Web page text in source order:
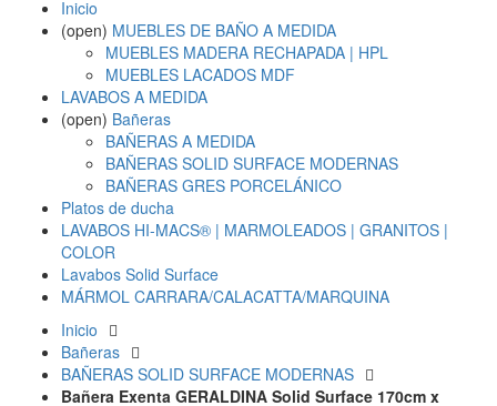
Inicio
(open) MUEBLES DE BAÑO A MEDIDA
MUEBLES MADERA RECHAPADA | HPL
MUEBLES LACADOS MDF
LAVABOS A MEDIDA
(open) Bañeras
BAÑERAS A MEDIDA
BAÑERAS SOLID SURFACE MODERNAS
BAÑERAS GRES PORCELÁNICO
Platos de ducha
LAVABOS HI-MACS® | MARMOLEADOS | GRANITOS |
COLOR
Lavabos Solid Surface
MÁRMOL CARRARA/CALACATTA/MARQUINA
Inicio
Bañeras
BAÑERAS SOLID SURFACE MODERNAS
Bañera Exenta GERALDINA Solid Surface 170cm x